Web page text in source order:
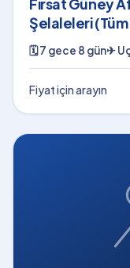
Şelaleleri (Tüm
🗓7 gece 8 gün✈
Fiyat için arayın